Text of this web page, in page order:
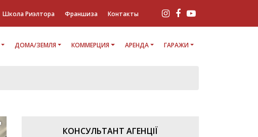
Школа Риэлтора Франшиза Контакты
ДОМА/ЗЕМЛЯ КОММЕРЦИЯ АРЕНДА ГАРАЖИ
КОНСУЛЬТАНТ АГЕНЦІЇ